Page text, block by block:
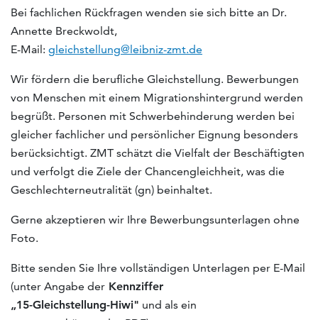
Bei fachlichen Rückfragen wenden sie sich bitte an Dr.
Annette Breckwoldt,
E-Mail: gleichstellung@leibniz-zmt.de
Wir fördern die berufliche Gleichstellung. Bewerbungen
von Menschen mit einem Migrationshintergrund werden
begrüßt. Personen mit Schwerbehinderung werden bei
gleicher fachlicher und persönlicher Eignung besonders
berücksichtigt. ZMT schätzt die Vielfalt der Beschäftigten
und verfolgt die Ziele der Chancengleichheit, was die
Geschlechterneutralität (gn) beinhaltet.
Gerne akzeptieren wir Ihre Bewerbungsunterlagen ohne
Foto.
Bitte senden Sie Ihre vollständigen Unterlagen per E-Mail
(unter Angabe der Kennziffer
„15-Gleichstellung-Hiwi" und als ein